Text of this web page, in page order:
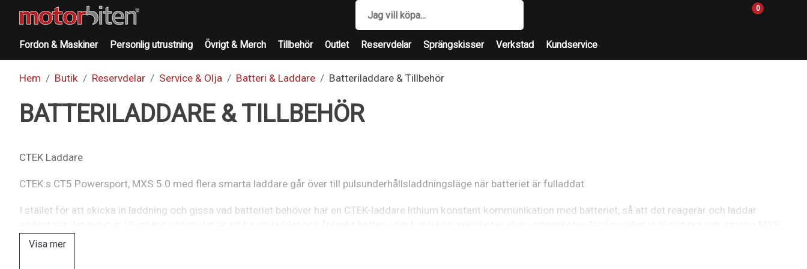
0
Fordon & Maskiner Personlig utrustning Övrigt & Merch Tillbehör Outlet Reservdelar Sprängskisser Verkstad Kundservice
Hem Butik Reservdelar Service & Olja Batteri & Laddare Batteriladdare & Tillbehör
BATTERILADDARE & TILLBEHÖR
CTEK Laddare
CTEK:s CT5 Powersport, MXS 5.0 med flera smarta laddare går över till pulsunderhållsladdningsläge när batteriet är fulladdat.
I stället för att skicka in laddning och gissa vad batteriet behöver har en CTEK-laddare lithium konstant kommunikation med batteriet, så att det reagerar och laddar
5.0 batteriladdare till snöskoterbatteri och många andra batterier. Det finns inget värre än att bli ståendes för att man inte har laddat sitt batteri.
Visa mer